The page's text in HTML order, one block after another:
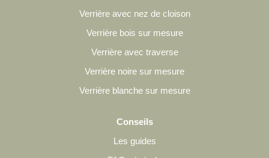
Verrière avec nez de cloison
Verrière bois sur mesure
Verrière avec traverse
Verrière noire sur mesure
Verrière blanche sur mesure
Conseils
Les guides